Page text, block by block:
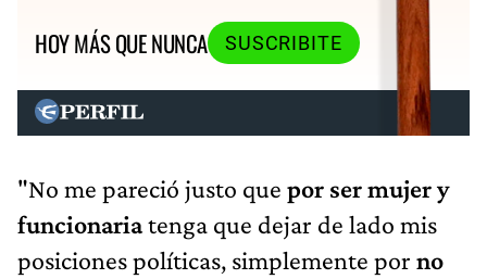
HOY MÁS QUE NUNCA
SUSCRIBITE
"No me pareció justo que por ser mujer y
funcionariatenga que dejar de lado mis
posiciones políticas, simplemente por no